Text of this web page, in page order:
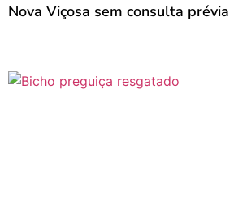
Nova Viçosa sem consulta prévia